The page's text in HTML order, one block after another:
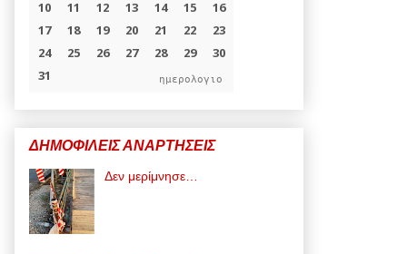
ημερολογιο
ΔΗΜΟΦΙΛΕΙΣ ΑΝΑΡΤΗΣΕΙΣ
Δεν μερίμνησε…